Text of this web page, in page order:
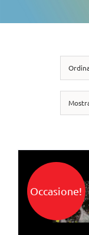
Occasione!